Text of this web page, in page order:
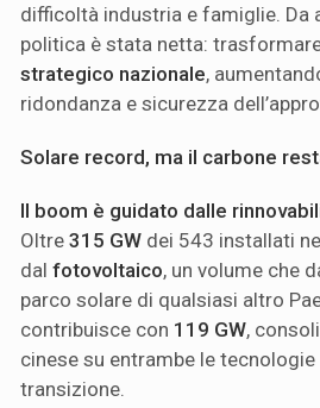
difficoltà industria e famiglie. Da
politica è stata netta: trasformare
strategico nazionale,
ridondanza e sicurezza
Solare record, ma il carbone
Il boom è guidato dalle
Oltre 315 GW dei 543 installati
dal fotovoltaico, un volume che
parco solare di qualsiasi altro
contribuisce con 119 GW,
cinese su entrambe le tecnologie
transizione.